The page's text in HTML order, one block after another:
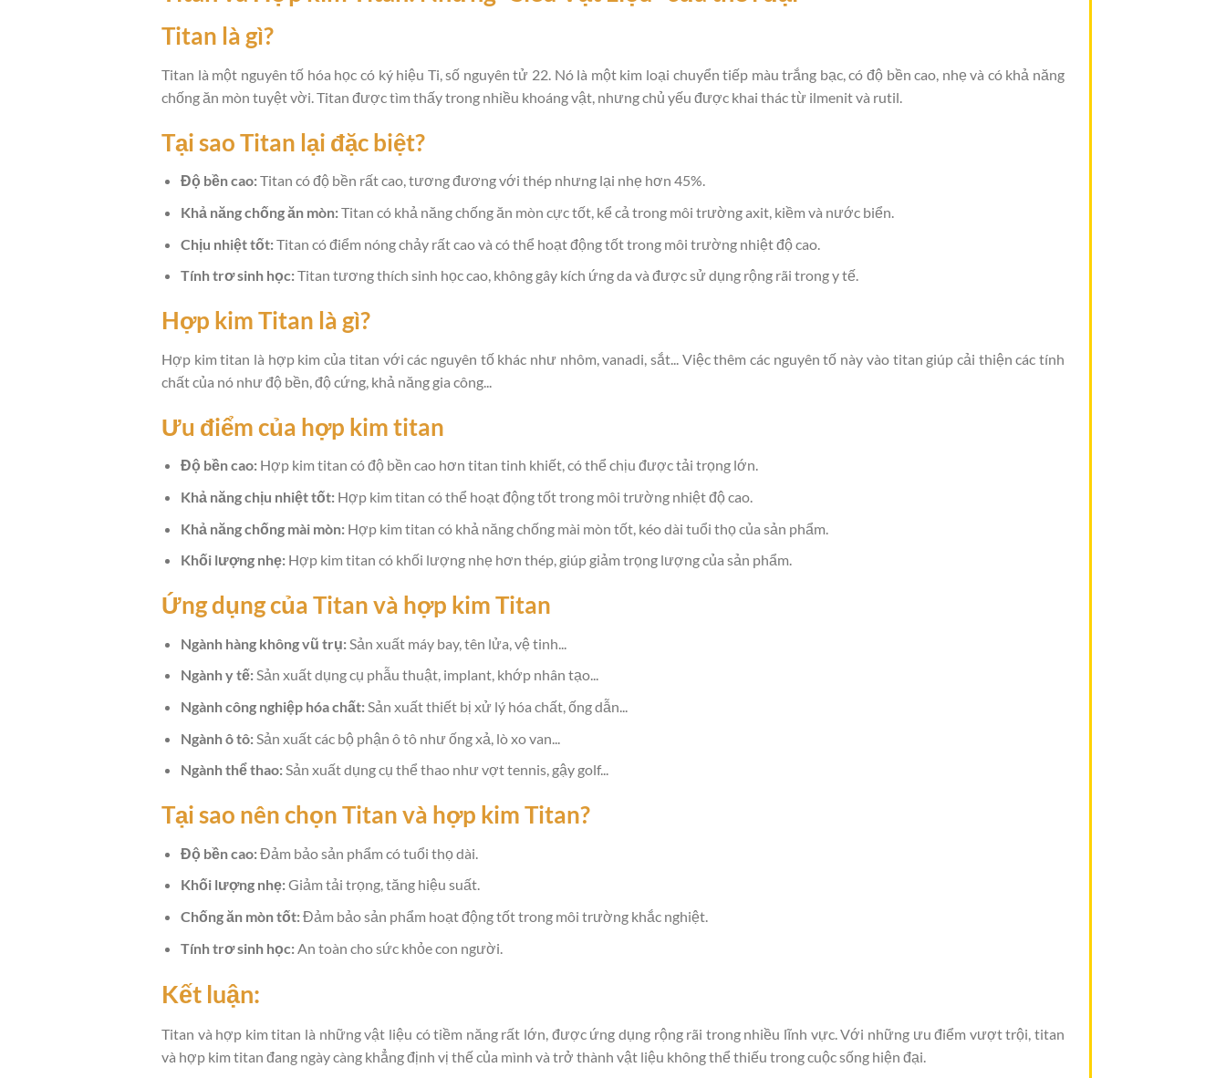
Titan là gì?
Titan là một nguyên tố hóa học có ký hiệu Ti, số nguyên tử 22. Nó là một kim loại chuyển tiếp màu trắng bạc, có độ bền cao, nhẹ và có khả năng
chống ăn mòn tuyệt vời. Titan được tìm thấy trong nhiều khoáng vật, nhưng chủ yếu được khai thác từ ilmenit và rutil.
Tại sao Titan lại đặc biệt?
Độ bền cao:Titan có độ bền rất cao, tương đương với thép nhưng lại nhẹ hơn 45%.
Khả năng chống ăn mòn:Titan có khả năng chống ăn mòn cực tốt, kể cả trong môi trường axit, kiềm và nước biển.
Chịu nhiệt tốt:Titan có điểm nóng chảy rất cao và có thể hoạt động tốt trong môi trường nhiệt độ cao.
Tính trơ sinh học:Titan tương thích sinh học cao, không gây kích ứng da và được sử dụng rộng rãi trong y tế.
Hợp kim Titan là gì?
Hợp kim titan là hợp kim của titan với các nguyên tố khác như nhôm, vanadi, sắt... Việc thêm các nguyên tố này vào titan giúp cải thiện các tính
chất của nó như độ bền, độ cứng, khả năng gia công...
Ưu điểm của hợp kim titan
Độ bền cao:Hợp kim titan có độ bền cao hơn titan tinh khiết, có thể chịu được tải trọng lớn.
Khả năng chịu nhiệt tốt:Hợp kim titan có thể hoạt động tốt trong môi trường nhiệt độ cao.
Khả năng chống mài mòn:Hợp kim titan có khả năng chống mài mòn tốt, kéo dài tuổi thọ của sản phẩm.
Khối lượng nhẹ:Hợp kim titan có khối lượng nhẹ hơn thép, giúp giảm trọng lượng của sản phẩm.
Ứng dụng của Titan và hợp kim Titan
Ngành hàng không vũ trụ:Sản xuất máy bay, tên lửa, vệ tinh...
Ngành y tế:Sản xuất dụng cụ phẫu thuật, implant, khớp nhân tạo...
Ngành công nghiệp hóa chất:Sản xuất thiết bị xử lý hóa chất, ống dẫn...
Ngành ô tô:Sản xuất các bộ phận ô tô như ống xả, lò xo van...
Ngành thể thao:Sản xuất dụng cụ thể thao như vợt tennis, gậy golf...
Tại sao nên chọn Titan và hợp kim Titan?
Độ bền cao:Đảm bảo sản phẩm có tuổi thọ dài.
Khối lượng nhẹ:Giảm tải trọng, tăng hiệu suất.
Chống ăn mòn tốt:Đảm bảo sản phẩm hoạt động tốt trong môi trường khắc nghiệt.
Tính trơ sinh học:An toàn cho sức khỏe con người.
Kết luận:
Titan và hợp kim titan là những vật liệu có tiềm năng rất lớn, được ứng dụng rộng rãi trong nhiều lĩnh vực. Với những ưu điểm vượt trội, titan
và hợp kim titan đang ngày càng khẳng định vị thế của mình và trở thành vật liệu không thể thiếu trong cuộc sống hiện đại.